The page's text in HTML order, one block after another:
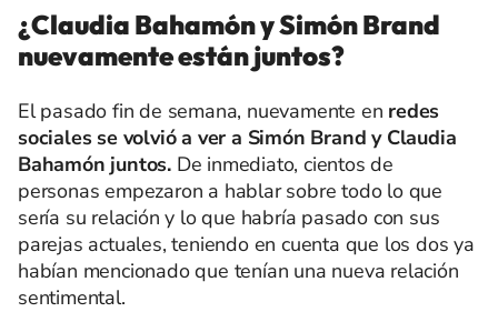
¿Claudia Bahamón y Simón Brand
nuevamente están juntos?
El pasado fin de semana, nuevamente en redes
sociales se volvió a ver a Simón Brand y Claudia
Bahamón juntos. De inmediato, cientos de
personas empezaron a hablar sobre todo lo que
sería su relación y lo que habría pasado con sus
parejas actuales, teniendo en cuenta que los dos ya
habían mencionado que tenían una nueva relación
sentimental.